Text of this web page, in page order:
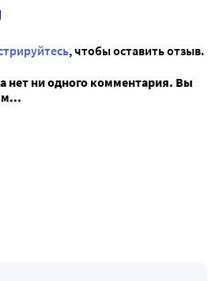
, чтобы оставить отзыв.
нет ни одного комментария. Вы